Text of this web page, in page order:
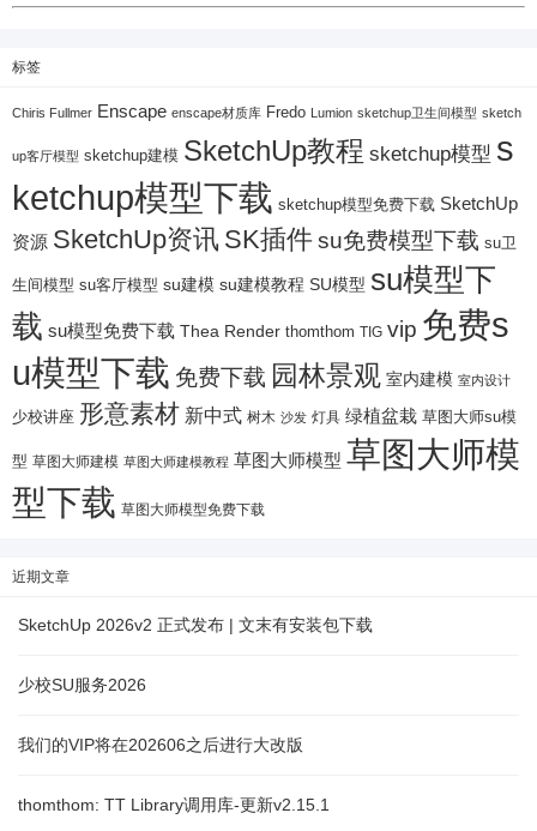
标签
Chiris Fullmer Enscape enscape材质库 Fredo Lumion sketchup卫生间模型 sketch
up客厅模型 sketchup建模 SketchUp教程 sketchup模型 s
ketchup模型下载 sketchup模型免费下载 SketchUp
资源 SketchUp资讯 SK插件su免费模型下载 su卫
生间模型 su客厅模型 su建模 su建模教程 SU模型 su模型下
载 su模型免费下载 Thea Render thomthom TIG vip 免费s
u模型下载 免费下载 园林景观 室内建模 室内设计
少校讲座 形意素材 新中式 树木 沙发 灯具 绿植盆栽 草图大师su模
型 草图大师建模 草图大师建模教程 草图大师模型 草图大师模
型下载 草图大师模型免费下载
近期文章
SketchUp 2026v2 正式发布 | 文末有安装包下载
少校SU服务2026
我们的VIP将在202606之后进行大改版
thomthom: TT Library调用库-更新v2.15.1